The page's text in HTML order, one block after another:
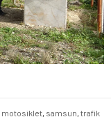
motosiklet, samsun, trafik